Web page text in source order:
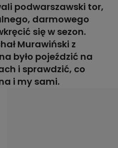
podwarszawski tor,
darmowego
się w sezon.
Murawiński z
było pojeździć na
i sprawdzić, co
i my sami.